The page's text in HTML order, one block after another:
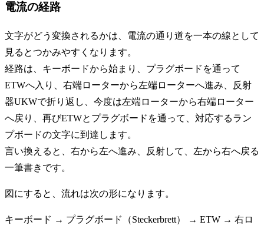
電流の経路
文字がどう変換されるかは、電流の通り道を一本の線として
見るとつかみやすくなります。
経路は、キーボードから始まり、プラグボードを通って
ETWへ入り、右端ローターから左端ローターへ進み、反射
器UKWで折り返し、今度は左端ローターから右端ローター
へ戻り、再びETWとプラグボードを通って、対応するラン
プボードの文字に到達します。
言い換えると、右から左へ進み、反射して、左から右へ戻る
一筆書きです。
図にすると、流れは次の形になります。
キーボード → プラグボード（Steckerbrett） → ETW → 右ロ